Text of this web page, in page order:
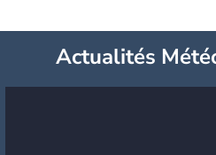
Actualités